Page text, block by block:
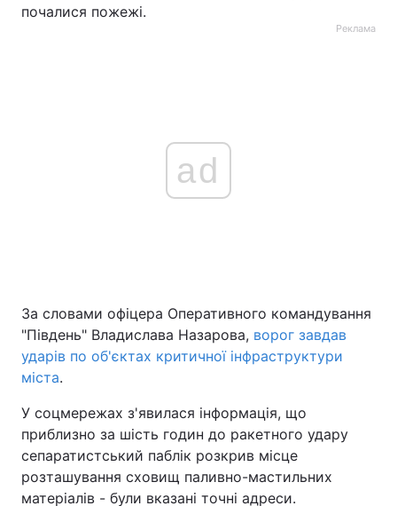
почалися пожежі.
Реклама
ad
За словами офіцера Оперативного командування
"Південь" Владислава Назарова, ворог завдав
ударів по об'єктах критичної інфраструктури
міста.
У соцмережах з'явилася інформація, що
приблизно за шість годин до ракетного удару
сепаратистський паблік розкрив місце
розташування сховищ паливно-мастильних
матеріалів - були вказані точні адреси.